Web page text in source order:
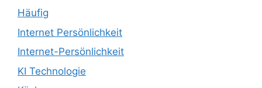
Häufig
Internet Persönlichkeit
Internet-Persönlichkeit
KI Technologie